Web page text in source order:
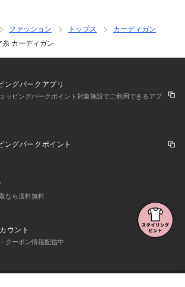
ファッション トップス
カーディガン
カーディガン
ングパークアプリ
ッピングパークポイント対象施設でご利用できるアプ
ングパークポイント
なら送料無料
ウント
クーポン情報配信中